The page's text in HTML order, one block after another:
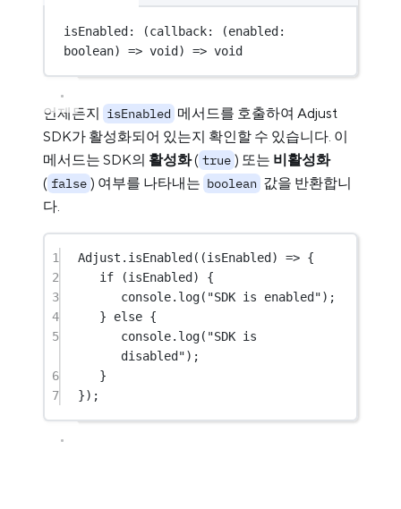
isEnabled : (callback: (enabled :
boolean) => void ) => void
언제든지 isEnabled 메서드를 호출하여 Adjust
SDK가 활성화되어 있는지 확인할 수 있습니다. 이
메서드는 SDK의 활성화( true ) 또는 비활성화
( false ) 여부를 나타내는 boolean 값을 반환합니
다.
1 Adjust. isEnabled ((isEnabled ) => {
2
if (isEnabled) {
3
console. log( "SDK is enabled");
4
} else {
5
console. log( "SDK is
disabled");
6
}
7
});